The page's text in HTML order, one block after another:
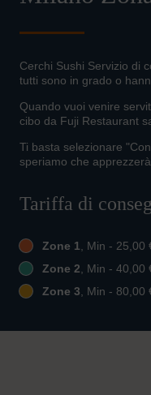
Cerchi Sushi Servizio di
tutti sono in grado o
Quando vuoi venire
cibo da Fuji Restaurant
Ti basta selezionare
speriamo che
Tariffa di
Zone 1, Min - 25,00
Zone 2, Min - 40,00
Zone 3, Min - 80,00